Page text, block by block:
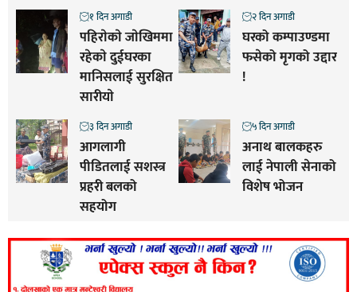
पहिराेकाे जाेखिममा
रहेकाे दुईघरका
मानिसलाई सुरक्षित
सारीयाे
१ दिन अगाडी
घरको कम्पाउण्डमा
फसेको मृगको उद्दार
!
२ दिन अगाडी
आगलागी
पीडितलाई सशस्त्र
प्रहरी बलको
सहयोग
३ दिन अगाडी
अनाथ बालकहरु
लाई नेपाली सेनाको
विशेष भोजन
५ दिन अगाडी